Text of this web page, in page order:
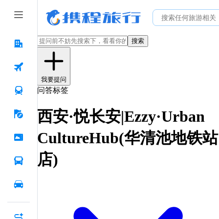
搜索
我要提问
问答标签
西安·悦长安|Ezzy·Urban
CultureHub(华清池地铁站
店)